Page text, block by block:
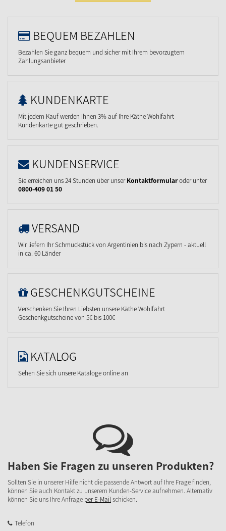
BEQUEM BEZAHLEN
Bezahlen Sie ganz bequem und sicher mit Ihrem bevorzugtem
Zahlungsanbieter
KUNDENKARTE
Mit jedem Kauf werden Ihnen 3% auf Ihre Käthe Wohlfahrt
Kundenkarte gut geschrieben.
KUNDENSERVICE
Sie erreichen uns 24 Stunden über unserKontaktformularoder unter
0800-409 01 50
VERSAND
Wir liefern Ihr Schmuckstück von Argentinien bis nach Zypern - aktuell
in ca. 60 Länder
GESCHENKGUTSCHEINE
Verschenken Sie Ihren Liebsten unsere Käthe Wohlfahrt
Geschenkgutscheine von 5€ bis 100€
KATALOG
Sehen Sie sich unsere Kataloge online an
Haben Sie Fragen zu unseren Produkten?
Sollten Sie in unserer Hilfe nicht die passende Antwort auf Ihre Frage finden,
können Sie auch Kontakt zu unserem Kunden-Service aufnehmen. Alternativ
können Sie uns Ihre Anfrage per E-Mailschicken.
Telefon